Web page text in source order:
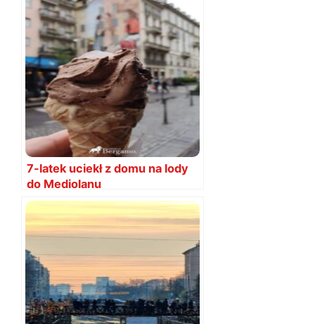
7-latek uciekł z domu na lody
do Mediolanu